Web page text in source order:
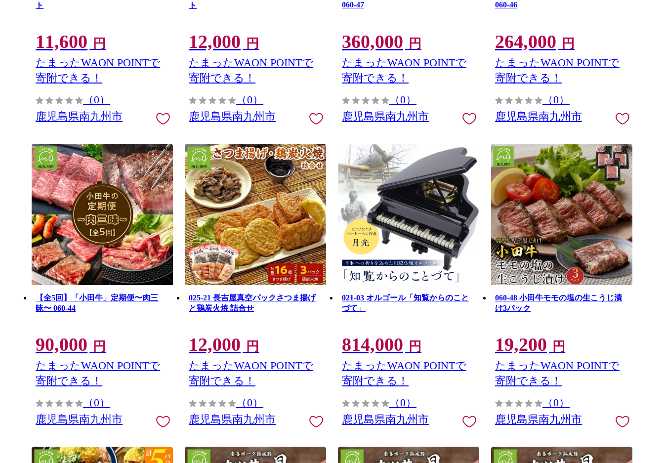
ト
11,600 円
たまったWAON POINTで
寄附できる！
（0）
鹿児島県南九州市
ト
12,000 円
たまったWAON POINTで
寄附できる！
（0）
鹿児島県南九州市
060-47
360,000 円
たまったWAON POINTで
寄附できる！
（0）
鹿児島県南九州市
060-46
264,000 円
たまったWAON POINTで
寄附できる！
（0）
鹿児島県南九州市
【全5回】「小田牛」定期便〜肉三
昧〜 060-44
90,000 円
たまったWAON POINTで
寄附できる！
（0）
鹿児島県南九州市
025-21 長吉屋真空パックさつま揚げ
と鶏炭火焼 詰合せ
12,000 円
たまったWAON POINTで
寄附できる！
（0）
鹿児島県南九州市
021-03 オルゴール「知覧からのこと
づて」
814,000 円
たまったWAON POINTで
寄附できる！
（0）
鹿児島県南九州市
060-48 小田牛モモの塩の生こうじ漬
け3パック
19,200 円
たまったWAON POINTで
寄附できる！
（0）
鹿児島県南九州市